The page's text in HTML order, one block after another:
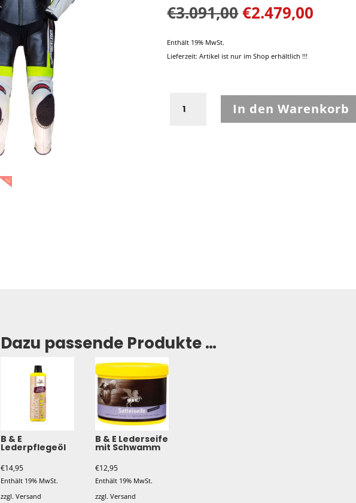
€3.091,00Ursprünglicher
Preis
€3.091,00
€2.479,00
Enthält 19% MwSt.
Lieferzeit: Artikel ist nur im Shop erhältlich !!!
Schwabenleder
In den Warenkorb
Dazu passende Produkte …
B & E
Lederpflegeöl
€14,95
Enthält 19% MwSt.
zzgl. Versand
B & E Lederseife
mit Schwamm
€12,95
Enthält 19% MwSt.
zzgl. Versand